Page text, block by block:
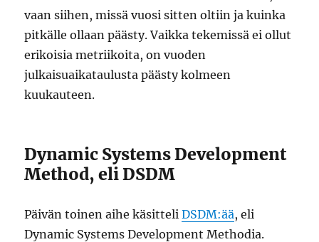
vaan siihen, missä vuosi sitten oltiin ja kuinka
pitkälle ollaan päästy. Vaikka tekemissä ei ollut
erikoisia metriikoita, on vuoden
julkaisuaikataulusta päästy kolmeen
kuukauteen.
Dynamic Systems Development
Method, eli DSDM
Päivän toinen aihe käsitteliDSDM:ää, eli
Dynamic Systems Development Methodia.